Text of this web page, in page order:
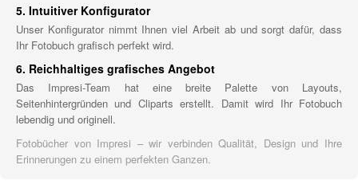
5. Intuitiver Konfigurator
Unser Konfigurator nimmt Ihnen viel Arbeit ab und sorgt dafür, dass
Ihr Fotobuch grafisch perfekt wird.
6. Reichhaltiges grafisches Angebot
Das Impresi-Team hat eine breite Palette von Layouts,
Seitenhintergründen und Cliparts erstellt. Damit wird Ihr Fotobuch
lebendig und originell.
Fotobücher von Impresi – wir verbinden Qualität, Design und Ihre
Erinnerungen zu einem perfekten Ganzen.